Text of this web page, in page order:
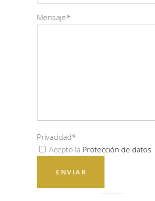
Mensaje*
Privacidad*
Acepto la Protección de datos